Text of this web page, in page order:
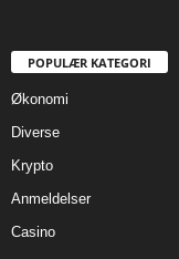
POPULÆR KATEGORI
Økonomi
Diverse
Krypto
Anmeldelser
Casino